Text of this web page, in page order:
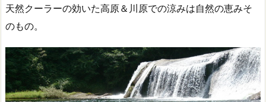
天然クーラーの効いた高原＆川原での涼みは自然の恵みそ
のもの。